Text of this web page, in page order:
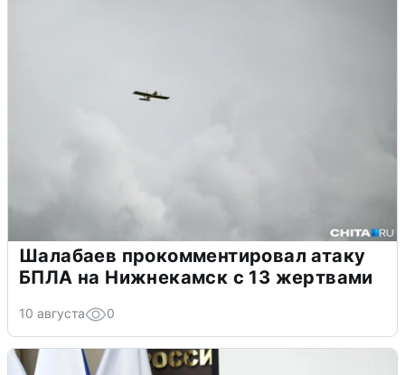
Шалабаев прокомментировал атаку
БПЛА на Нижнекамск с 13 жертвами
10 августа 0